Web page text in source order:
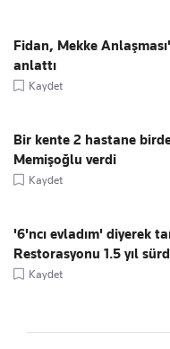
Fidan, Mekke
anlattı
Kaydet
Bir kente 2 hastane
Memişoğlu verdi
Kaydet
'6'ncı evladım' diyerek
Restorasyonu 1.5 yıl
Kaydet